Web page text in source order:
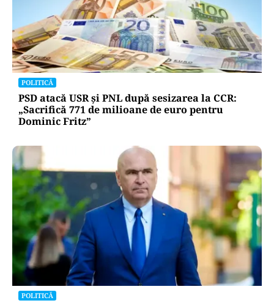
POLITICĂ
PSD atacă USR și PNL după sesizarea la CCR:
„Sacrifică 771 de milioane de euro pentru
Dominic Fritz”
POLITICĂ